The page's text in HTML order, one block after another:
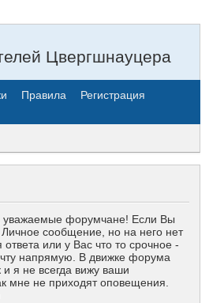
Цвергшнауцера
Правила
Регистрация
уважаемые форумчане! Если Вы
сообщение, но на него нет
или у Вас что то срочное -
напрямую. В движке форума
и я не всегда вижу ваши
мне не приходят оповещения.